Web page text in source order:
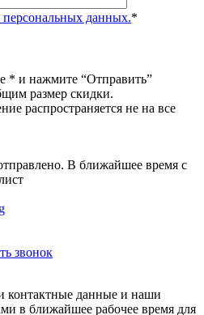
персональных данных.*
* и нажмите “Отправить”
размер скидки.
распространяется не на все
В ближайшее время с
звонок
контактные данные и наши
в ближайшее рабочее время для